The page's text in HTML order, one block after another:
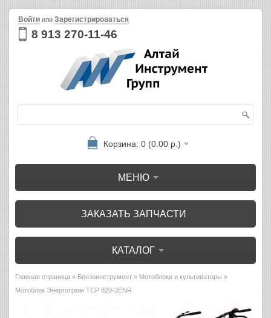
8 913 270-11-46
Войти или Зарегистрироваться
Корзина: 0 (0.00 р.)
МЕНЮ
ЗАКАЗАТЬ ЗАПЧАСТИ
КАТАЛОГ
Главная страница » Бензоинструмент » Мотоблоки и культиваторы »
Мотоблок Энергопром TCP 820-3ENR